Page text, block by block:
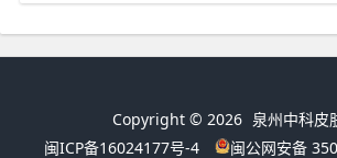
Copyright © 2026 泉州中科皮
闽ICP备16024177号-4
闽公网安备